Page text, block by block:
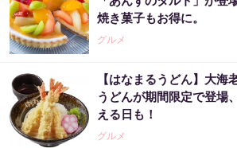
焼き菓子もお得に。
グルメ
【はなまるうどん】大海
うどんが期間限定で登場
える日も！
グルメ